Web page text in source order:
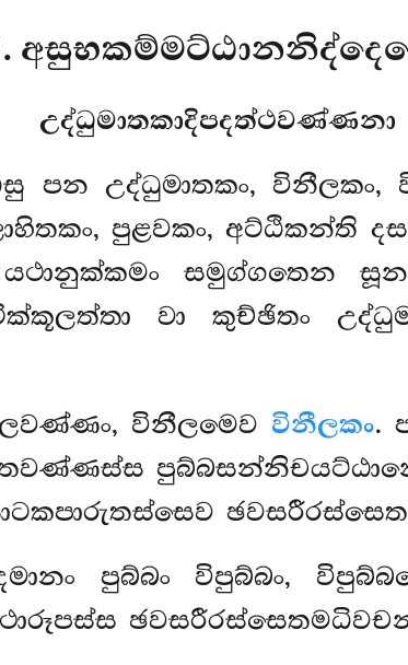
උද්ධුමාතකාදිපදත්ථවණ්ණනා
පන උද්ධුමාතකං, විනීලකං,
පුළවකං, අට්ඨිකන්ති
යථානුක්කමං සමුග්ගතෙන
වා කුච්ඡිතං
විනීලමෙව විනීලකං.
පුබ්බං විපුබ්බං,